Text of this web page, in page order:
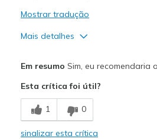
Mostrar tradução
Mais detalhes
Comfortable
Stylish
Em resumo Sim, eu recomendaria
Esta crítica foi útil?
1 0
sinalizar esta crítica